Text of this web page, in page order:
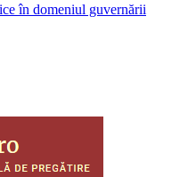
în domeniul guvernării